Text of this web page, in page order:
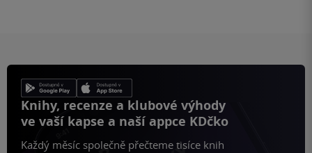
Knihy, recenze a klubové výhody
ve vaší kapse a naší appce KDčko
Každý měsíc společně přečteme tisíce knih